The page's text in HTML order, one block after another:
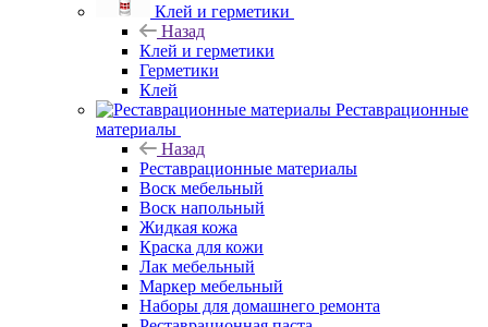
Клей и герметики
Назад
Клей и герметики
Герметики
Клей
Реставрационные
материалы
Назад
Реставрационные материалы
Воск мебельный
Воск напольный
Жидкая кожа
Краска для кожи
Лак мебельный
Маркер мебельный
Наборы для домашнего ремонта